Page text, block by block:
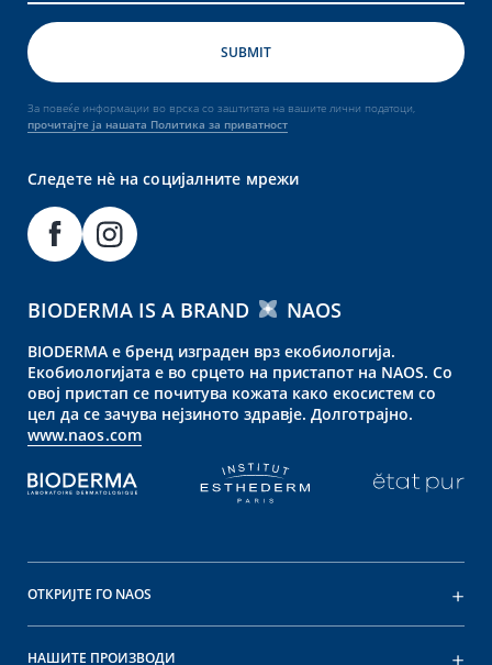
За повеќе информации во врска со заштитата на вашите лични податоци,
прочитајте ја нашата Политика за приватност
Следете нè на социјалните мрежи
BIODERMA IS A BRAND NAOS
BIODERMA е бренд изграден врз екобиологија.
Екобиологијата е во срцето на пристапот на NAOS. Со
овој пристап се почитува кожата како екосистем со
цел да се зачува нејзиното здравје. Долготрајно.
www.naos.com
ОТКРИЈТЕ ГО NAOS
НАШИТЕ ПРОИЗВОДИ